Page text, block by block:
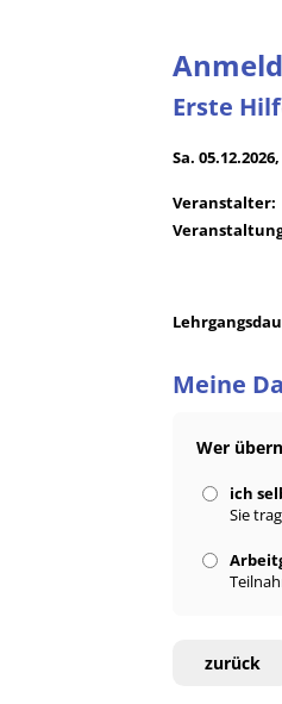
Erste
Sa.
Veranstalter:
Meine
Wer
ich
Sie
zurück